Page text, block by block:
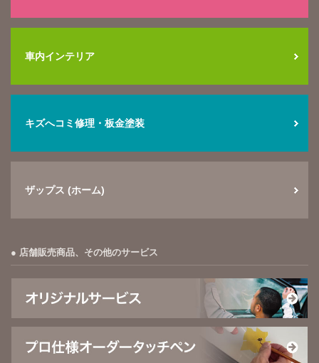
車内インテリア
キズへコミ修理・板金塗装
ザップス (ホーム)
店舗販売商品、その他のサービス